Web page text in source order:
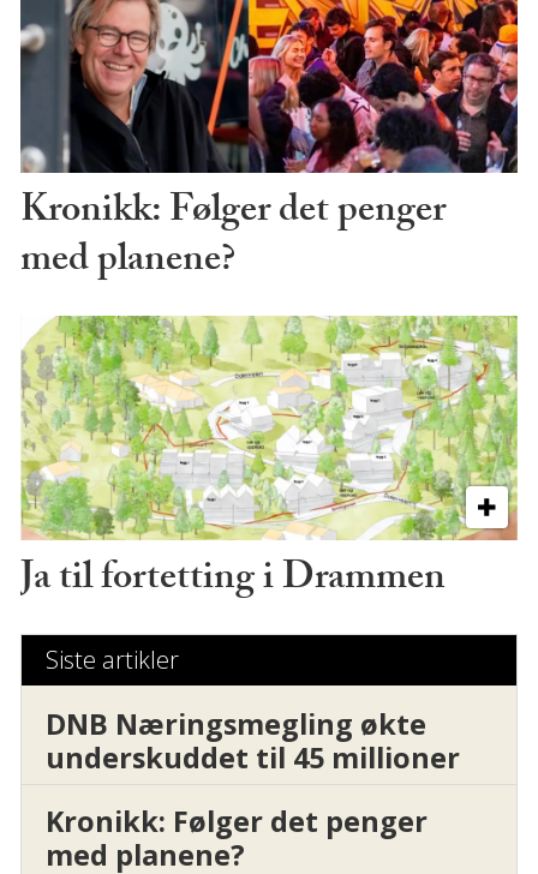
Kronikk: Følger det penger
med planene?
Ja til fortetting i Drammen
Siste artikler
DNB Næringsmegling økte
underskuddet til 45 millioner
Kronikk: Følger det penger
med planene?